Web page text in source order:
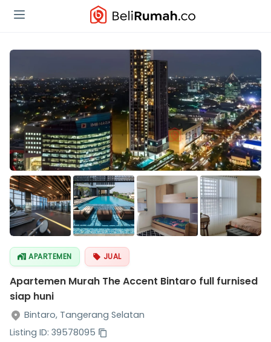
APARTEMEN JUAL
Apartemen Murah The Accent Bintaro full furnised
siap huni
Bintaro, Tangerang Selatan
Listing ID: 39578095